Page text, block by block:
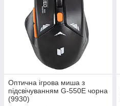
Оптична ігрова миша з
підсвічуванням G-550E чорна
(9930)